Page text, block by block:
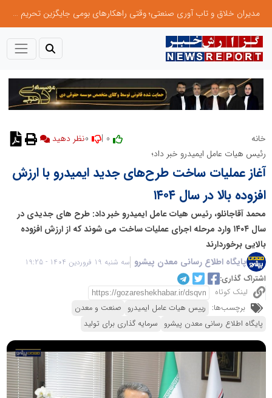
مدیران خلاق و تاب آوری صنعتی؛ وقتی راهکارهای بومی جایگزین تحریم میشود
خانه
نظر دهید
رئیس هیات عامل ایمیدرو خبر داد؛
آغاز عملیات ساخت طرح‌های جدید ایمیدرو با ارزش
افزوده بالا در سال ۱۴۰۴
محمد آقاجانلو، رئیس هیات عامل ایمیدرو خبر داد: طرح های جدیدی در
سال ۱۴۰۴ وارد مرحله اجرای عملیات ساخت می شوند که از ارزش افزوده
بالایی برخوردارند
پایگاه اطلاع رسانی معدن پیشرو سه شنبه 19 فروردین 1404 - 19:25
اشتراک گذاری:
لینک کوتاه
برچسب‌ها: رییس هیات عامل ایمیدرو صنعت و معدن
پایگاه اطلاع رسانی معدن پیشرو سرمایه گذاری برای تولید